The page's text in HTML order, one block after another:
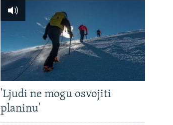
'Ljudi ne mogu osvojiti
planinu'